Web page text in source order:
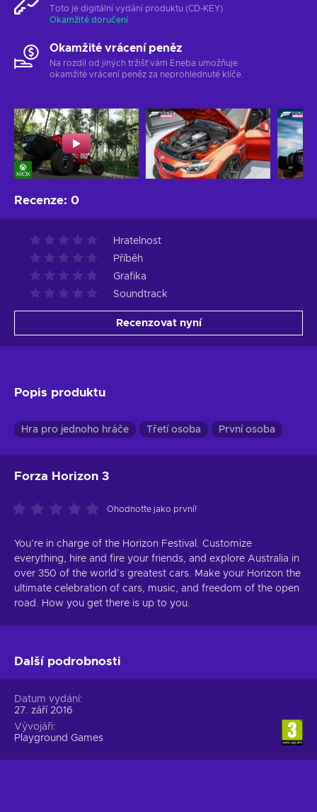
Toto je digitální vydání produktu (CD-KEY)
Okamžité doručení
Okamžité vrácení peněz
Na rozdíl od jiných tržišť vám Eneba umožňuje
okamžité vrácení peněz za neprohlédnuté klíče.
Recenze: 0
Hratelnost
Příběh
Grafika
Soundtrack
Recenzovat nyní
Popis produktu
Hra pro jednoho hráče Třetí osoba První osoba
Forza Horizon 3
Ohodnoťte jako první!
You’re in charge of the Horizon Festival. Customize
everything, hire and fire your friends, and explore Australia in
over 350 of the world’s greatest cars. Make your Horizon the
ultimate celebration of cars, music, and freedom of the open
road. How you get there is up to you.
Další podrobnosti
Datum vydání
27. září 2016
Vývojáři
Playground Games